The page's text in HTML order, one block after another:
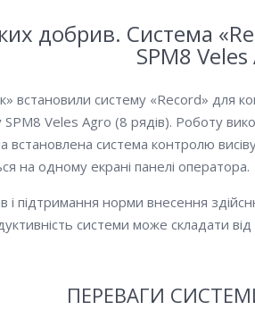
добрив. Система
SPM8
встановили систему «Record» для
SPM8 Veles Agro (8 рядів). Роботу
встановлена ​​система контролю
на одному екрані панелі оператора.
і підтримання норми внесення
системи може складати від
ПЕРЕВАГИ СИСТЕМИ